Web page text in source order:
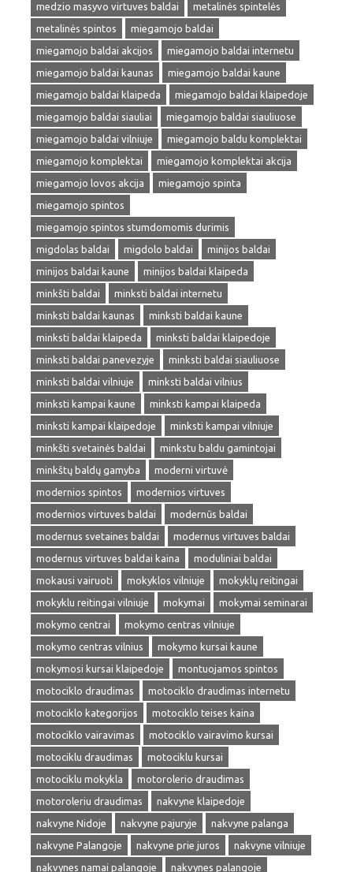
medzio masyvo virtuves baldai
metalinės spintelės
metalinės spintos
miegamojo baldai
miegamojo baldai akcijos
miegamojo baldai internetu
miegamojo baldai kaunas
miegamojo baldai kaune
miegamojo baldai klaipeda
miegamojo baldai klaipedoje
miegamojo baldai siauliai
miegamojo baldai siauliuose
miegamojo baldai vilniuje
miegamojo baldu komplektai
miegamojo komplektai
miegamojo komplektai akcija
miegamojo lovos akcija
miegamojo spinta
miegamojo spintos
miegamojo spintos stumdomomis durimis
migdolas baldai
migdolo baldai
minijos baldai
minijos baldai kaune
minijos baldai klaipeda
minkšti baldai
minksti baldai internetu
minksti baldai kaunas
minksti baldai kaune
minksti baldai klaipeda
minksti baldai klaipedoje
minksti baldai panevezyje
minksti baldai siauliuose
minksti baldai vilniuje
minksti baldai vilnius
minksti kampai kaune
minksti kampai klaipeda
minksti kampai klaipedoje
minksti kampai vilniuje
minkšti svetainės baldai
minkstu baldu gamintojai
minkštų baldų gamyba
moderni virtuvė
modernios spintos
modernios virtuves
modernios virtuves baldai
modernūs baldai
modernus svetaines baldai
modernus virtuves baldai
modernus virtuves baldai kaina
moduliniai baldai
mokausi vairuoti
mokyklos vilniuje
mokyklų reitingai
mokyklu reitingai vilniuje
mokymai
mokymai seminarai
mokymo centrai
mokymo centras vilniuje
mokymo centras vilnius
mokymo kursai kaune
mokymosi kursai klaipedoje
montuojamos spintos
motociklo draudimas
motociklo draudimas internetu
motociklo kategorijos
motociklo teises kaina
motociklo vairavimas
motociklo vairavimo kursai
motociklu draudimas
motociklu kursai
motociklu mokykla
motorolerio draudimas
motoroleriu draudimas
nakvyne klaipedoje
nakvyne Nidoje
nakvyne pajuryje
nakvyne palanga
nakvyne Palangoje
nakvyne prie juros
nakvyne vilniuje
nakvynes namai palangoje
nakvynes palangoje